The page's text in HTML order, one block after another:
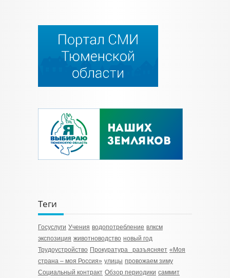
Теги
Госуслуги Учения водопотребление влксм
экспозиция животноводство новый год
Трудоустройство Прокуратура разъясняет «Моя
страна – моя Россия» улицы провожаем зиму
Социальный контракт Обзор периодики саммит